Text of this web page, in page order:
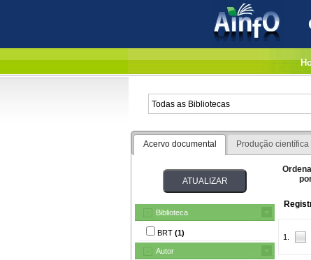
Acervo documental Produção científica
Biblioteca
BRT (1)
Autor
1.